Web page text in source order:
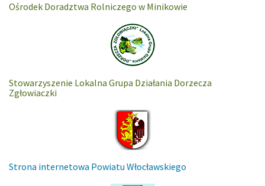
Ośrodek Doradztwa Rolniczego w Minikowie
Stowarzyszenie Lokalna Grupa Działania Dorzecza
Zgłowiaczki
Strona internetowa Powiatu Włocławskiego